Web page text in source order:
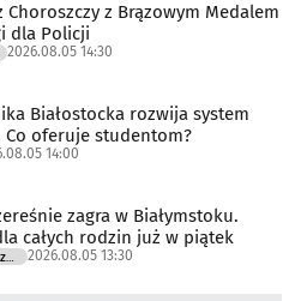
Choroszczy z Brązowym Medalem
dla Policji
2026.08.05 14:30
Białostocka rozwija system
Co oferuje studentom?
14:00
zagra w Białymstoku.
całych rodzin już w piątek
KULTURA I ROZRYWKA 2026.08.05 13:30